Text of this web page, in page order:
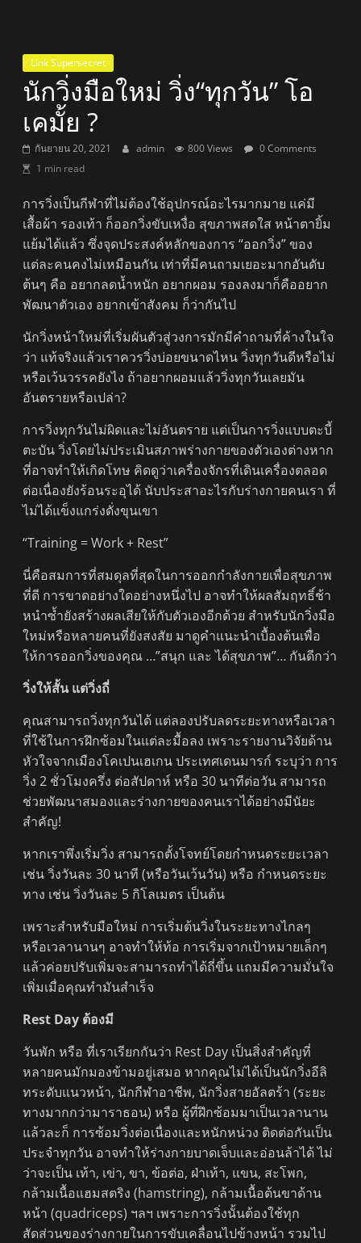
FM
ลพบุรี
Link Supersecret
นักวิ่งมือใหม่ วิ่ง“ทุกวัน” โอ
เคมั้ย ?
กันยายน 20, 2021 admin 800 Views
0 Comments
1 min read
การวิ่งเป็นกีฬาที่ไม่ต้องใช้อุปกรณ์อะไรมากมาย แค่มี
เสื้อผ้า รองเท้า ก็ออกวิ่งขับเหงื่อ สุขภาพสดใส หน้าตายิ้ม
แย้มได้แล้ว ซึ่งจุดประสงค์หลักของการ “ออกวิ่ง” ของ
แต่ละคนคงไม่เหมือนกัน เท่าที่มีคนถามเยอะมากอันดับ
ต้นๆ คือ อยากลดน้ำหนัก อยากผอม รองลงมาก็คืออยาก
พัฒนาตัวเอง อยากเข้าสังคม ก็ว่ากันไป
นักวิ่งหน้าใหม่ที่เริ่มผันตัวสู่วงการมักมีคำถามที่ค้างในใจ
ว่า แท้จริงแล้วเราควรวิ่งบ่อยขนาดไหน วิ่งทุกวันดีหรือไม่
หรือเว้นวรรคยังไง ถ้าอยากผอมแล้ววิ่งทุกวันเลยมัน
อันตรายหรือเปล่า?
การวิ่งทุกวันไม่ผิดและไม่อันตราย แต่เป็นการวิ่งแบบตะบี้
ตะบัน วิ่งโดยไม่ประเมินสภาพร่างกายของตัวเองต่างหาก
ที่อาจทำให้เกิดโทษ คิดดูว่าเครื่องจักรที่เดินเครื่องตลอด
ต่อเนื่องยังร้อนระอุได้ นับประสาอะไรกับร่างกายคนเรา ที่
ไม่ได้แข็งแกร่งดั่งขุนเขา
“Training = Work + Rest”
นี่คือสมการที่สมดุลที่สุดในการออกกำลังกายเพื่อสุขภาพ
ที่ดี การขาดอย่างใดอย่างหนึ่งไป อาจทำให้ผลสัมฤทธิ์ช้า
หนำซ้ำยังสร้างผลเสียให้กับตัวเองอีกด้วย สำหรับนักวิ่งมือ
ใหม่หรือหลายคนที่ยังสงสัย มาดูคำแนะนำเบื้องต้นเพื่อ
ให้การออกวิ่งของคุณ …”สนุก และ ได้สุขภาพ”… กันดีกว่า
วิ่งให้สั้น แต่วิ่งถี่
คุณสามารถวิ่งทุกวันได้ แต่ลองปรับลดระยะทางหรือเวลา
ที่ใช้ในการฝึกซ้อมในแต่ละมื้อลง เพราะรายงานวิจัยด้าน
หัวใจจากเมืองโคเปนเฮเกน ประเทศเดนมารก์ ระบุว่า การ
วิ่ง 2 ชั่วโมงครึ่ง ต่อสัปดาห์ หรือ 30 นาทีต่อวัน สามารถ
ช่วยพัฒนาสมองและร่างกายของคนเราได้อย่างมีนัยะ
สำคัญ!
หากเราพึ่งเริ่มวิ่ง สามารถตั้งโจทย์โดยกำหนดระยะเวลา
เช่น วิ่งวันละ 30 นาที (หรือวันเว้นวัน) หรือ กำหนดระยะ
ทาง เช่น วิ่งวันละ 5 กิโลเมตร เป็นต้น
เพราะสำหรับมือใหม่ การเริ่มต้นวิ่งในระยะทางไกลๆ
หรือเวลานานๆ อาจทำให้ท้อ การเริ่มจากเป้าหมายเล็กๆ
แล้วค่อยปรับเพิ่มจะสามารถทำได้ถี่ขึ้น แถมมีความมั่นใจ
เพิ่มเมื่อคุณทำมันสำเร็จ
Rest Day ต้องมี
วันพัก หรือ ที่เราเรียกกันว่า Rest Day เป็นสิ่งสำคัญที่
หลายคนมักมองข้ามอยู่เสมอ หากคุณไม่ได้เป็นนักวิ่งอีลิ
ทระดับแนวหน้า, นักกีฬาอาชีพ, นักวิ่งสายอัลตร้า (ระยะ
ทางมากกว่ามาราธอน) หรือ ผู้ที่ฝึกซ้อมมาเป็นเวลานาน
แล้วละก็ การซ้อมวิ่งต่อเนื่องและหนักหน่วง ติดต่อกันเป็น
ประจำทุกวัน อาจทำให้ร่างกายบาดเจ็บและอ่อนล้าได้ ไม่
ว่าจะเป็น เท้า, เข่า, ขา, ข้อต่อ, ฝ่าเท้า, แขน, สะโพก,
กล้ามเนื้อแฮมสตริง (hamstring), กล้ามเนื้อต้นขาด้าน
หน้า (quadriceps) ฯลฯ เพราะการวิ่งนั้นต้องใช้ทุก
สัดส่วนของร่างกายในการขับเคลื่อนไปข้างหน้า รวมไป